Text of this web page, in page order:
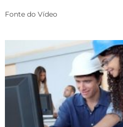
Fonte do Vídeo